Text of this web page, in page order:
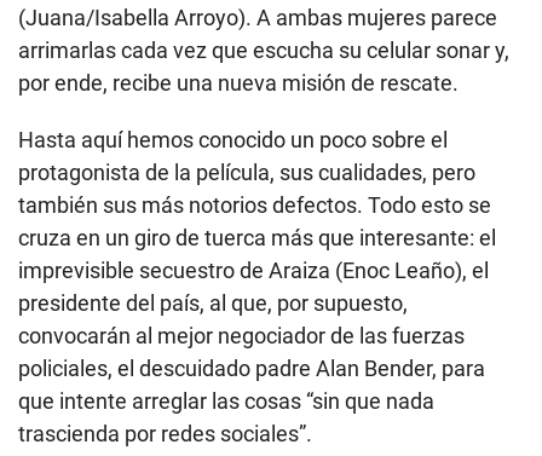
(Juana/Isabella Arroyo). A ambas mujeres parece
arrimarlas cada vez que escucha su celular sonar y,
por ende, recibe una nueva misión de rescate.
Hasta aquí hemos conocido un poco sobre el
protagonista de la película, sus cualidades, pero
también sus más notorios defectos. Todo esto se
cruza en un giro de tuerca más que interesante: el
imprevisible secuestro de Araiza (Enoc Leaño), el
presidente del país, al que, por supuesto,
convocarán al mejor negociador de las fuerzas
policiales, el descuidado padre Alan Bender, para
que intente arreglar las cosas “sin que nada
trascienda por redes sociales”.